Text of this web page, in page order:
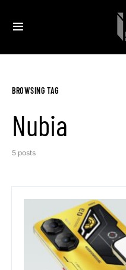
BROWSING TAG
Nubia
5 posts